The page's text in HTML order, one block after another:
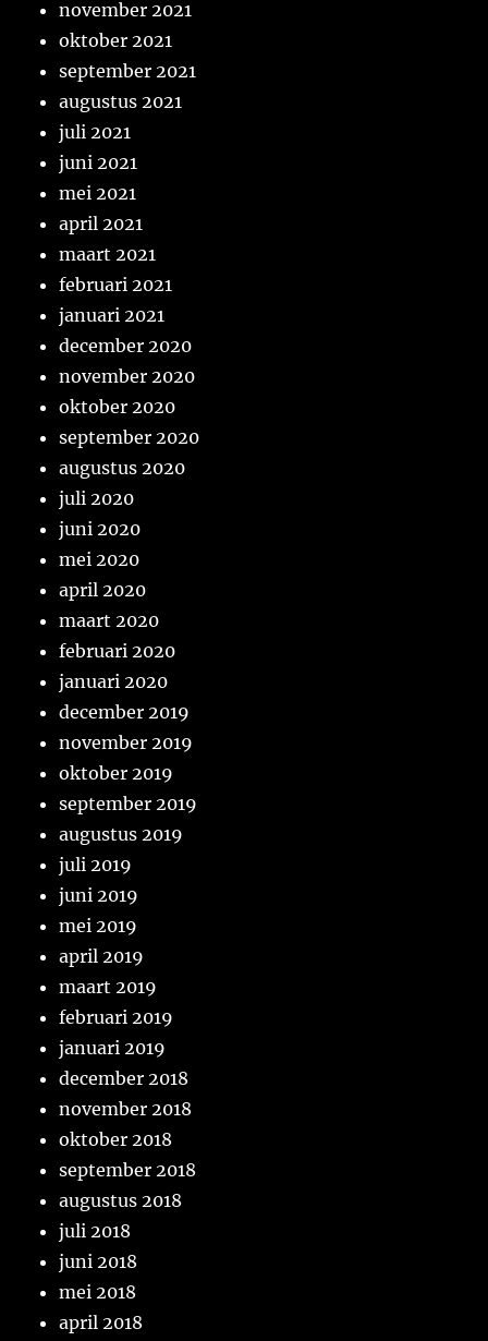
november 2021
oktober 2021
september 2021
augustus 2021
juli 2021
juni 2021
mei 2021
april 2021
maart 2021
februari 2021
januari 2021
december 2020
november 2020
oktober 2020
september 2020
augustus 2020
juli 2020
juni 2020
mei 2020
april 2020
maart 2020
februari 2020
januari 2020
december 2019
november 2019
oktober 2019
september 2019
augustus 2019
juli 2019
juni 2019
mei 2019
april 2019
maart 2019
februari 2019
januari 2019
december 2018
november 2018
oktober 2018
september 2018
augustus 2018
juli 2018
juni 2018
mei 2018
april 2018